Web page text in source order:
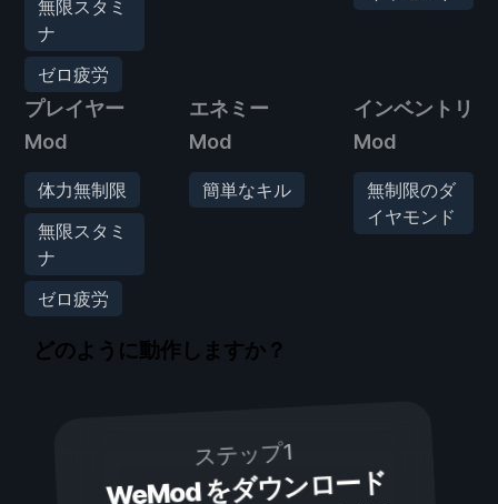
無限スタミ
ナ
ゼロ疲労
プレイヤー
Mod
体力無制限
無限スタミ
ナ
ゼロ疲労
エネミー
Mod
簡単なキル
インベントリ
Mod
無制限のダ
イヤモンド
どのように動作しますか？
ステップ1
WeMod をダウンロード